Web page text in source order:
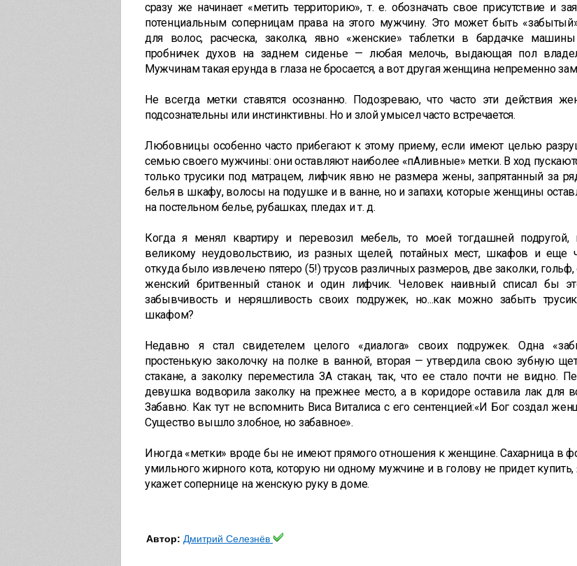
сразу же начинает «метить территорию», т. е. обозначать свое присутствие и
потенциальным соперницам права на этого мужчину. Это может быть
для волос, расческа, заколка, явно «женские» таблетки в бардачке
пробничек духов на заднем сиденье — любая мелочь, выдающая пол
Мужчинам такая ерунда в глаза не бросается, а вот другая женщина непременно
Не всегда метки ставятся осознанно. Подозреваю, что часто эти действия
подсознательны или инстинктивны. Но и злой умысел часто встречается.
Любовницы особенно часто прибегают к этому приему, если имеют целью
семью своего мужчины: они оставляют наиболее «пАливные» метки. В ход
только трусики под матрацем, лифчик явно не размера жены, запрятанный за
белья в шкафу, волосы на подушке и в ванне, но и запахи, которые женщины
на постельном белье, рубашках, пледах и т. д.
Когда я менял квартиру и перевозил мебель, то моей тогдашней подругой,
великому неудовольствию, из разных щелей, потайных мест, шкафов и еще
откуда было извлечено пятеро (5!) трусов различных размеров, две заколки, гольф,
женский бритвенный станок и один лифчик. Человек наивный списал бы
забывчивость и неряшливость своих подружек, но...как можно забыть
шкафом?
Недавно я стал свидетелем целого «диалога» своих подружек. Одна
простенькую заколочку на полке в ванной, вторая — утвердила свою зубную
стакане, а заколку переместила ЗА стакан, так, что ее стало почти не видно.
девушка водворила заколку на прежнее место, а в коридоре оставила лак для
Забавно. Как тут не вспомнить Виса Виталиса с его сентенцией:«И Бог создал
Существо вышло злобное, но забавное».
Иногда «метки» вроде бы не имеют прямого отношения к женщине. Сахарница в
умильного жирного кота, которую ни одному мужчине и в голову не придет купить,
укажет сопернице на женскую руку в доме.
Автор: Дмитрий Селезнёв